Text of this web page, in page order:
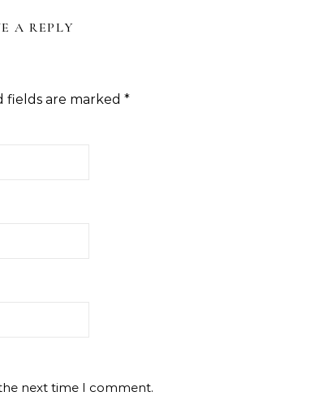
A REPLY
fields are marked *
next time I comment.